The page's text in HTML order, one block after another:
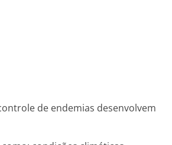
de endemias desenvolvem